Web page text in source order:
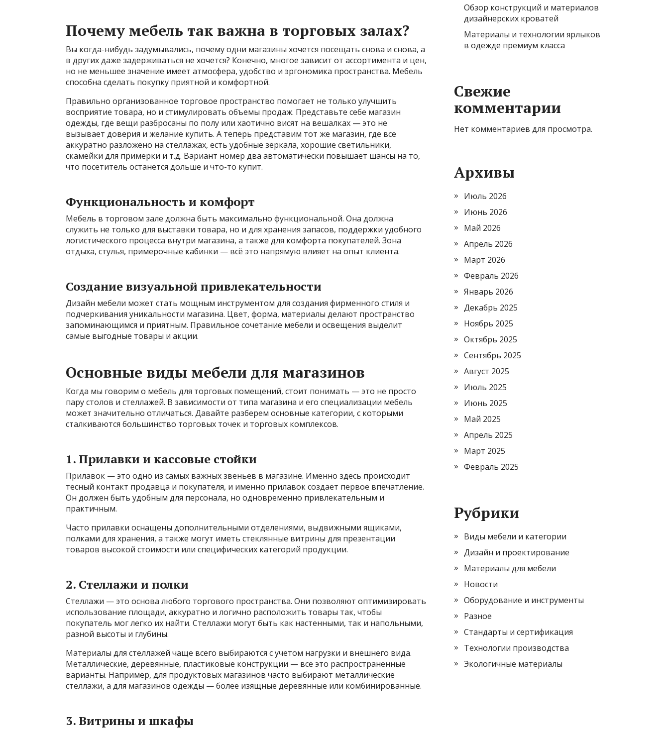
Почему мебель так важна в торговых залах?
Вы когда-нибудь задумывались, почему одни магазины хочется посещать снова и снова, а
в других даже задерживаться не хочется? Конечно, многое зависит от ассортимента и цен,
но не меньшее значение имеет атмосфера, удобство и эргономика пространства. Мебель
способна сделать покупку приятной и комфортной.
Правильно организованное торговое пространство помогает не только улучшить
восприятие товара, но и стимулировать объемы продаж. Представьте себе магазин
одежды, где вещи разбросаны по полу или хаотично висят на вешалках — это не
вызывает доверия и желание купить. А теперь представим тот же магазин, где все
аккуратно разложено на стеллажах, есть удобные зеркала, хорошие светильники,
скамейки для примерки и т.д. Вариант номер два автоматически повышает шансы на то,
что посетитель останется дольше и что-то купит.
Функциональность и комфорт
Мебель в торговом зале должна быть максимально функциональной. Она должна
служить не только для выставки товара, но и для хранения запасов, поддержки удобного
логистического процесса внутри магазина, а также для комфорта покупателей. Зона
отдыха, стулья, примерочные кабинки — всё это напрямую влияет на опыт клиента.
Создание визуальной привлекательности
Дизайн мебели может стать мощным инструментом для создания фирменного стиля и
подчеркивания уникальности магазина. Цвет, форма, материалы делают пространство
запоминающимся и приятным. Правильное сочетание мебели и освещения выделит
самые выгодные товары и акции.
Основные виды мебели для магазинов
Когда мы говорим о мебель для торговых помещений, стоит понимать — это не просто
пару столов и стеллажей. В зависимости от типа магазина и его специализации мебель
может значительно отличаться. Давайте разберем основные категории, с которыми
сталкиваются большинство торговых точек и торговых комплексов.
1. Прилавки и кассовые стойки
Прилавок — это одно из самых важных звеньев в магазине. Именно здесь происходит
тесный контакт продавца и покупателя, и именно прилавок создает первое впечатление.
Он должен быть удобным для персонала, но одновременно привлекательным и
практичным.
Часто прилавки оснащены дополнительными отделениями, выдвижными ящиками,
полками для хранения, а также могут иметь стеклянные витрины для презентации
товаров высокой стоимости или специфических категорий продукции.
2. Стеллажи и полки
Стеллажи — это основа любого торгового пространства. Они позволяют оптимизировать
использование площади, аккуратно и логично расположить товары так, чтобы
покупатель мог легко их найти. Стеллажи могут быть как настенными, так и напольными,
разной высоты и глубины.
Материалы для стеллажей чаще всего выбираются с учетом нагрузки и внешнего вида.
Металлические, деревянные, пластиковые конструкции — все это распространенные
варианты. Например, для продуктовых магазинов часто выбирают металлические
стеллажи, а для магазинов одежды — более изящные деревянные или комбинированные.
3. Витрины и шкафы
Обзор конструкций и материалов
дизайнерских кроватей
Материалы и технологии ярлыков
в одежде премиум класса
Свежие
комментарии
Нет комментариев для просмотра.
Архивы
Июль 2026
Июнь 2026
Май 2026
Апрель 2026
Март 2026
Февраль 2026
Январь 2026
Декабрь 2025
Ноябрь 2025
Октябрь 2025
Сентябрь 2025
Август 2025
Июль 2025
Июнь 2025
Май 2025
Апрель 2025
Март 2025
Февраль 2025
Рубрики
Виды мебели и категории
Дизайн и проектирование
Материалы для мебели
Новости
Оборудование и инструменты
Разное
Стандарты и сертификация
Технологии производства
Экологичные материалы